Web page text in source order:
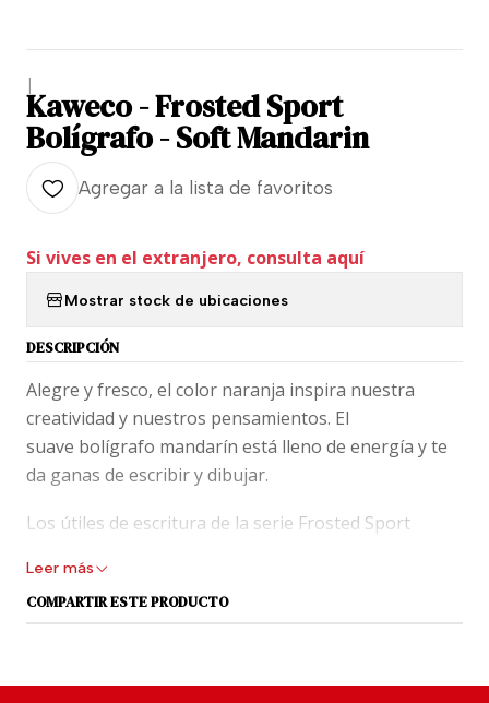
|
Kaweco - Frosted Sport
Bolígrafo - Soft Mandarin
Agregar a la lista de favoritos
Si vives en el extranjero, consulta aquí
Mostrar stock de ubicaciones
DESCRIPCIÓN
Alegre y fresco, el color naranja inspira nuestra
creatividad y nuestros pensamientos. El
suave bolígrafo mandarín está lleno de energía y te
da ganas de escribir y dibujar.
Los útiles de escritura de la serie Frosted Sport
por un plástico lechoso ligeramente opaco. La serie
le da al clásico Kaweco Sport un toque
se mantuvieron en plata. El bolígrafo tiene una
Leer más
COMPARTIR ESTE PRODUCTO